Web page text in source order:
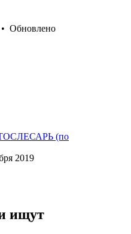
• Обновлено
(по
2019
ищут